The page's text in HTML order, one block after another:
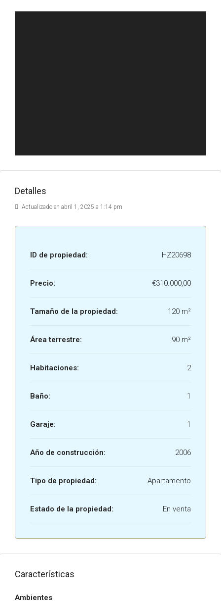
Detalles
Actualizado en abril 1, 2025 a 1:14 pm
ID de propiedad: HZ20698
Precio: €310.000,00
Tamaño de la propiedad: 120 m²
Área terrestre: 90 m²
Habitaciones: 2
Baño: 1
Garaje: 1
Año de construcción: 2006
Tipo de propiedad: Apartamento
Estado de la propiedad: En venta
Características
Ambientes